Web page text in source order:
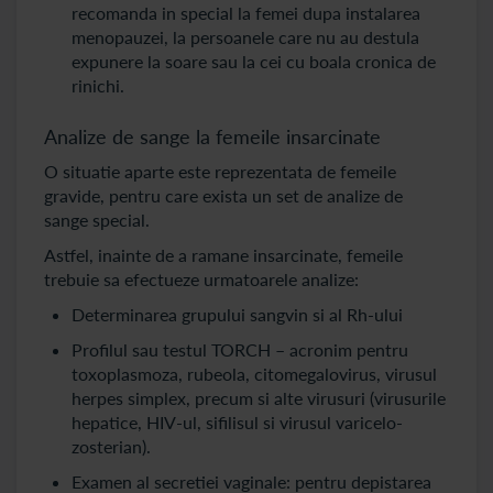
recomanda in special la femei dupa instalarea
menopauzei, la persoanele care nu au destula
expunere la soare sau la cei cu boala cronica de
rinichi.
Analize de sange la femeile insarcinate
O situatie aparte este reprezentata de femeile
gravide, pentru care exista un set de analize de
sange special.
Astfel, inainte de a ramane insarcinate, femeile
trebuie sa efectueze urmatoarele analize:
Determinarea grupului sangvin si al Rh-ului
Profilul sau testul TORCH – acronim pentru
toxoplasmoza, rubeola, citomegalovirus, virusul
herpes simplex, precum si alte virusuri (virusurile
hepatice, HIV-ul, sifilisul si virusul varicelo-
zosterian).
Examen al secretiei vaginale: pentru depistarea